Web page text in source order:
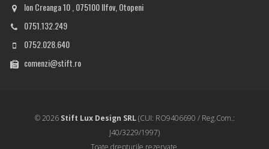
Ion Creanga 10 , 075100 Ilfov, Otopeni
0751.132.249
0752.028.640
comenzi@stift.ro
© 2026 Stift Lux Design SRL(CUI: RO9406690 / Reg.Com.:
J40/3229/1997)
Toate drepturile rezervate.